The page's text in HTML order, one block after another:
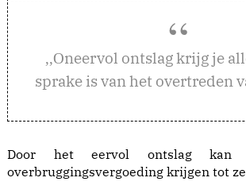
,,Oneervol ontslag krijg je
sprake is van het overtreden
Door het eervol ontslag kan
overbruggingsvergoeding krijgen tot